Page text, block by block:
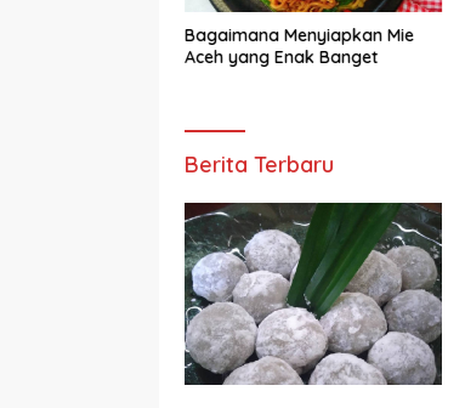
Bagaimana Menyiapkan Mie
Aceh yang Enak Banget
Life
News
Berita Terbaru